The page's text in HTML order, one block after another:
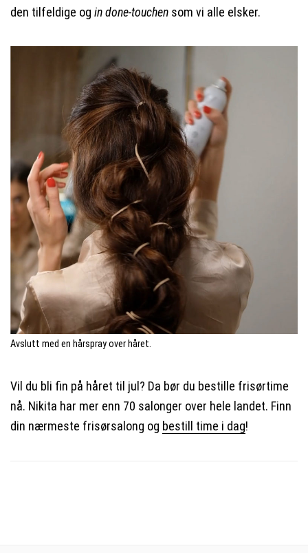
den tilfeldige og in done-touchen som vi alle elsker.
Avslutt med en hårspray over håret.
Vil du bli fin på håret til jul? Da bør du bestille frisørtime
nå. Nikita har mer enn 70 salonger over hele landet. Finn
din nærmeste frisørsalong og bestill time i dag!